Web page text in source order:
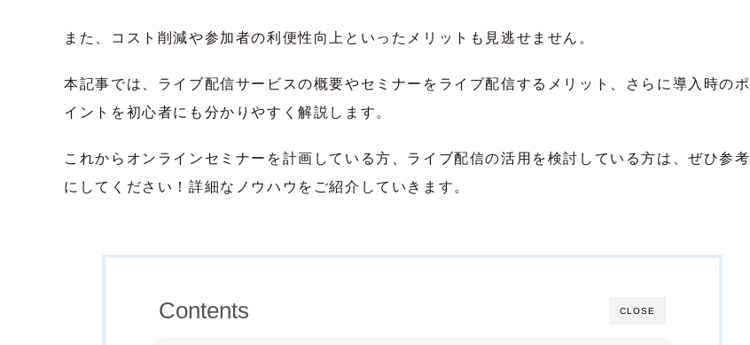
また、コスト削減や参加者の利便性向上といったメリットも見逃せません。
本記事では、ライブ配信サービスの概要やセミナーをライブ配信するメリット、さらに導入時のポ
イントを初心者にも分かりやすく解説します。
これからオンラインセミナーを計画している方、ライブ配信の活用を検討している方は、ぜひ参考
にしてください！詳細なノウハウをご紹介していきます。
CLOSE
Contents